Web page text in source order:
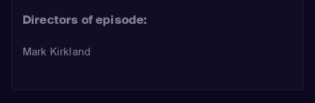
Directors of episode:
Mark Kirkland